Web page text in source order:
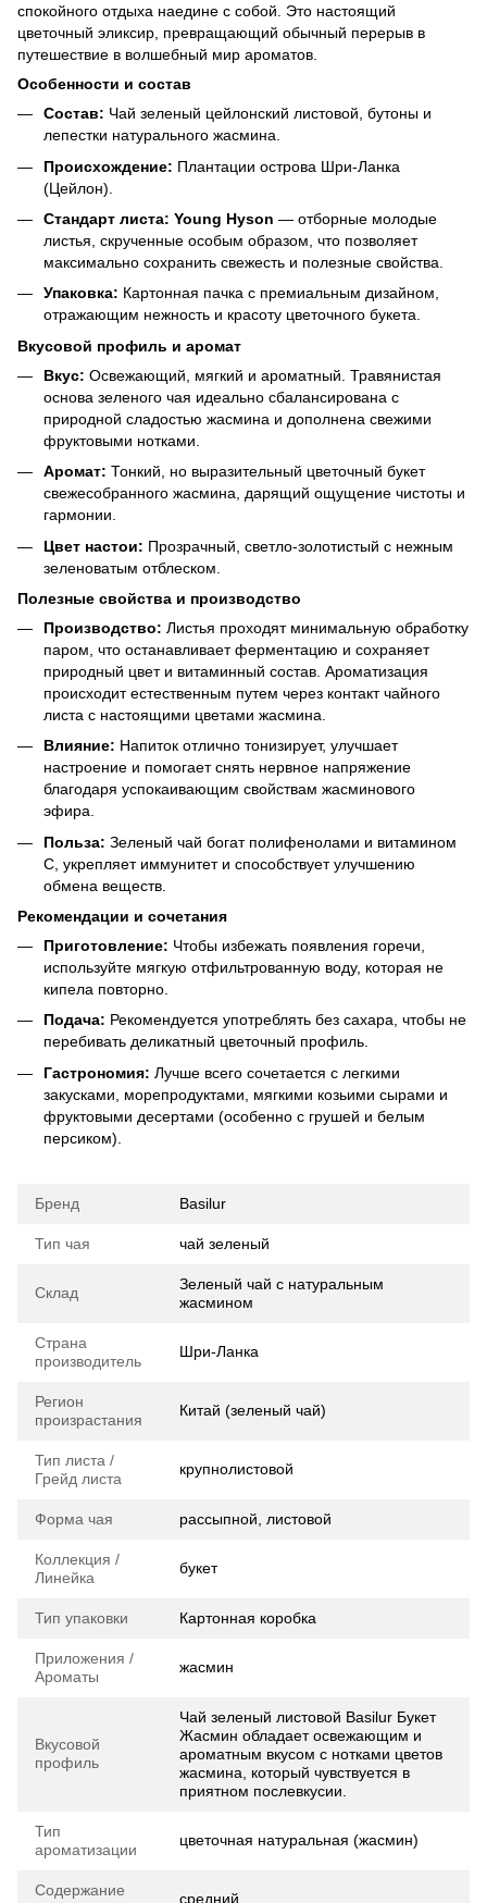
спокойного отдыха наедине с собой. Это настоящий
цветочный эликсир, превращающий обычный перерыв в
путешествие в волшебный мир ароматов.
Особенности и состав
Состав: Чай зеленый цейлонский листовой, бутоны и
лепестки натурального жасмина.
Происхождение: Плантации острова Шри-Ланка
(Цейлон).
Стандарт листа: Young Hyson — отборные молодые
листья, скрученные особым образом, что позволяет
максимально сохранить свежесть и полезные свойства.
Упаковка: Картонная пачка с премиальным дизайном,
отражающим нежность и красоту цветочного букета.
Вкусовой профиль и аромат
Вкус: Освежающий, мягкий и ароматный. Травянистая
основа зеленого чая идеально сбалансирована с
природной сладостью жасмина и дополнена свежими
фруктовыми нотками.
Аромат: Тонкий, но выразительный цветочный букет
свежесобранного жасмина, дарящий ощущение чистоты и
гармонии.
Цвет настои: Прозрачный, светло-золотистый с нежным
зеленоватым отблеском.
Полезные свойства и производство
Производство: Листья проходят минимальную обработку
паром, что останавливает ферментацию и сохраняет
природный цвет и витаминный состав. Ароматизация
происходит естественным путем через контакт чайного
листа с настоящими цветами жасмина.
Влияние: Напиток отлично тонизирует, улучшает
настроение и помогает снять нервное напряжение
благодаря успокаивающим свойствам жасминового
эфира.
Польза: Зеленый чай богат полифенолами и витамином
C, укрепляет иммунитет и способствует улучшению
обмена веществ.
Рекомендации и сочетания
Приготовление: Чтобы избежать появления горечи,
используйте мягкую отфильтрованную воду, которая не
кипела повторно.
Подача: Рекомендуется употреблять без сахара, чтобы не
перебивать деликатный цветочный профиль.
Гастрономия: Лучше всего сочетается с легкими
закусками, морепродуктами, мягкими козьими сырами и
фруктовыми десертами (особенно с грушей и белым
персиком).
Бренд Basilur
Тип чая чай зеленый
Склад
Зеленый чай с натуральным
жасмином
Страна
производитель
Шри-Ланка
Регион
произрастания
Китай (зеленый чай)
Тип листа /
Грейд листа
крупнолистовой
Форма чая рассыпной, листовой
Коллекция /
Линейка
букет
Тип упаковки Картонная коробка
Приложения /
Ароматы
жасмин
Вкусовой
профиль
Чай зеленый листовой Basilur Букет
Жасмин обладает освежающим и
ароматным вкусом с нотками цветов
жасмина, который чувствуется в
приятном послевкусии.
Тип
ароматизации
цветочная натуральная (жасмин)
Содержание
средний